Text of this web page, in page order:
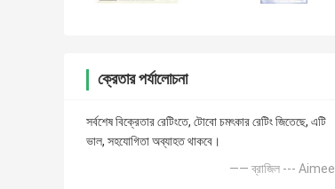
ক্রেতার পর্যালোচনা
সর্বশেষ বিক্রেতার রেটিংতে, টোবো চমৎকার রেটিং জিতেছে, এটি
ভাল, সহযোগিতা অব্যাহত থাকবে।
—— ব্রাজিল --- Aimee